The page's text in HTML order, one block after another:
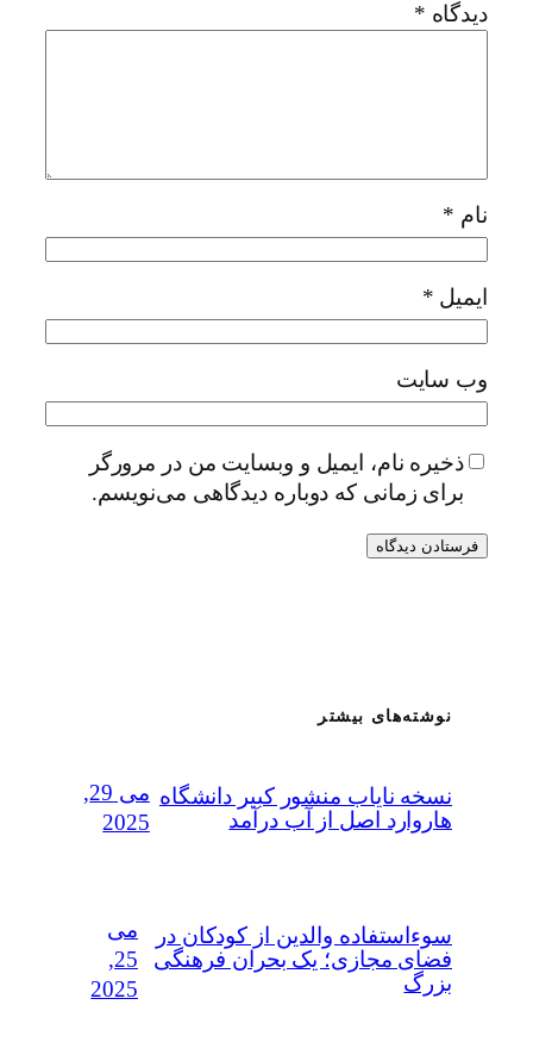
دیدگاه *
نام *
ایمیل *
وب‌ سایت
ذخیره نام، ایمیل و وبسایت من در مرورگر
برای زمانی که دوباره دیدگاهی می‌نویسم.
نوشته‌های بیشتر
نسخه نایاب منشور کبیر دانشگاه
هاروارد اصل از آب درآمد
می 29,
2025
سوءاستفاده‌ والدین از کودکان در
فضای مجازی؛ یک بحران فرهنگی
بزرگ
می
25,
2025